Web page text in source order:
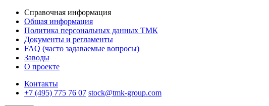
Справочная информация
Общая информация
Политика персональных данных ТМК
Документы и регламенты
FAQ (часто задаваемые вопросы)
Заводы
О проекте
Контакты
+7 (495) 775 76 07 stock@tmk-group.com